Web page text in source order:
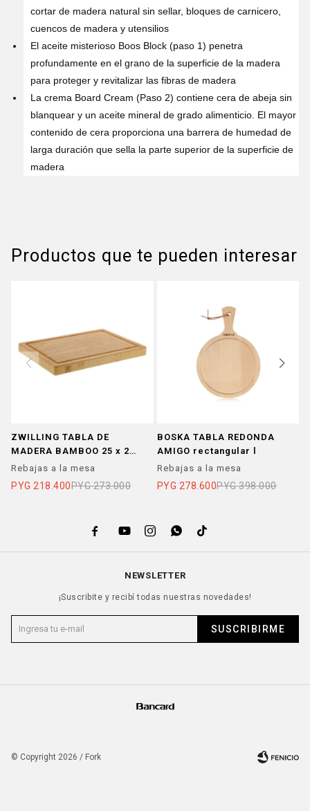
cortar de madera natural sin sellar, bloques de carnicero,
cuencos de madera y utensilios
El aceite misterioso Boos Block (paso 1) penetra
profundamente en el grano de la superficie de la madera
para proteger y revitalizar las fibras de madera
La crema Board Cream (Paso 2) contiene cera de abeja sin
blanquear y un aceite mineral de grado alimenticio. El mayor
contenido de cera proporciona una barrera de humedad de
larga duración que sella la parte superior de la superficie de
madera
Productos que te pueden interesar
ZWILLING TABLA DE
MADERA BAMBOO 25 x 20
cm
Rebajas a la mesa
PYG 218.400PYG 273.000
BOSKA TABLA REDONDA
AMIGO rectangular l
Rebajas a la mesa
PYG 278.600PYG 398.000
    
NEWSLETTER
¡Suscribite y recibí todas nuestras novedades!
SUSCRIBIRME
© Copyright 2026 / Fork